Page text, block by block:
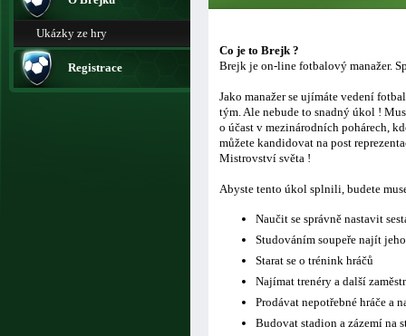
Ukázky ze hry
Registrace
Co je to Brejk ?
Brejk je on-line fotbalový manažer.
Jako manažer se ujímáte vedení
tým. Ale nebude to snadný úkol !
o účast v mezinárodních pohárech,
můžete kandidovat na post
Mistrovství světa !
Abyste tento úkol splnili, budete
Naučit se správně nastavit
Studováním soupeře najít
Starat se o trénink hráčů
Najímat trenéry a další
Prodávat nepotřebné hráče a
Budovat stadion a zázemí na